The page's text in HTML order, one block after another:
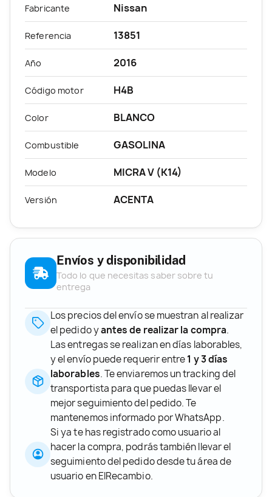
Fabricante Nissan
Referencia 13851
Año 2016
Código motor H4B
Color BLANCO
Combustible GASOLINA
Modelo MICRA V (K14)
Versión ACENTA
Envíos y disponibilidad
Todo lo que necesitas saber sobre tu
entrega
Los precios del envío se muestran al realizar
el pedido yantes de realizar la compra.
Las entregas se realizan en días laborables,
y el envío puede requerir entre1 y 3 días
laborables. Te enviaremos un tracking del
transportista para que puedas llevar el
mejor seguimiento del pedido. Te
mantenemos informado por WhatsApp.
Si ya te has registrado como usuario al
hacer la compra, podrás también llevar el
seguimiento del pedido desde tu área de
usuario en ElRecambio.